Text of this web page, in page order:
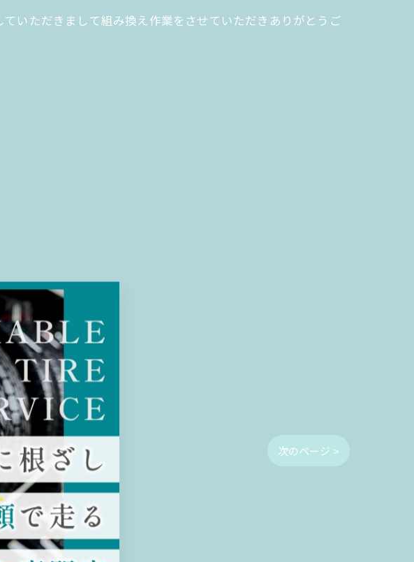
いただきまして組み換え作業をさせていただきありがとうご
次のページ >